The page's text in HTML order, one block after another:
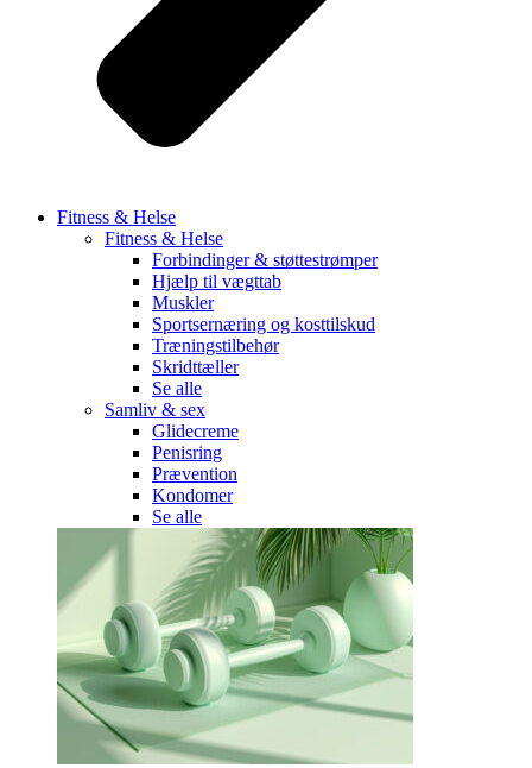
Fitness & Helse
Fitness & Helse
Forbindinger & støttestrømper
Hjælp til vægttab
Muskler
Sportsernæring og kosttilskud
Træningstilbehør
Skridttæller
Se alle
Samliv & sex
Glidecreme
Penisring
Prævention
Kondomer
Se alle